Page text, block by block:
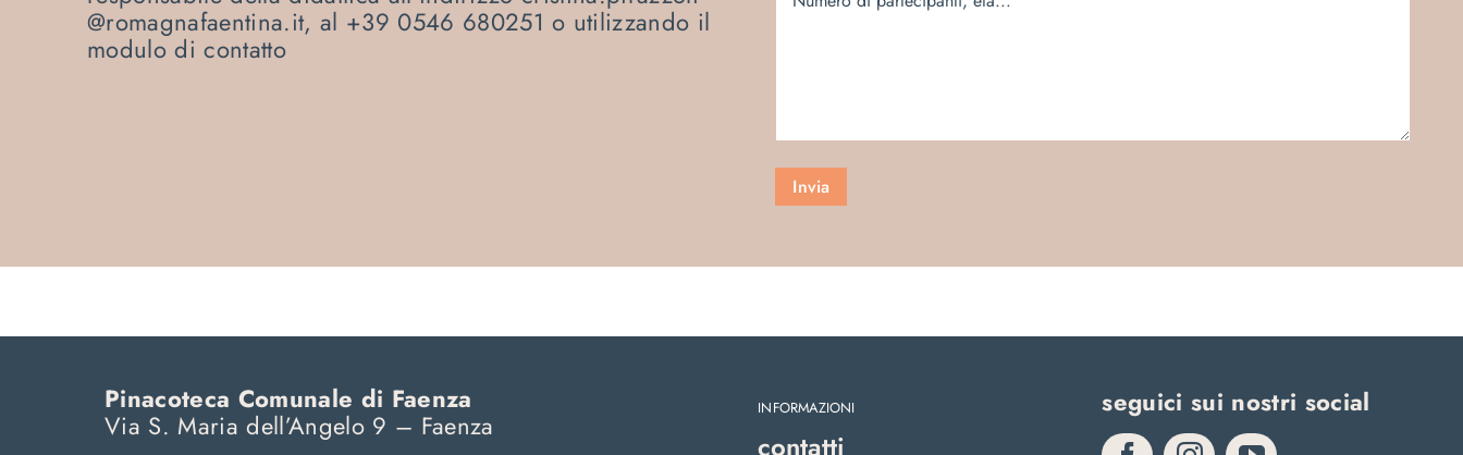
@romagnafaentina.it, al +39 0546 680251 o utilizzando il
modulo di contatto
Pinacoteca Comunale di Faenza
Via S. Maria dell’Angelo 9 – Faenza
INFORMAZIONI
contatti
seguici sui nostri social